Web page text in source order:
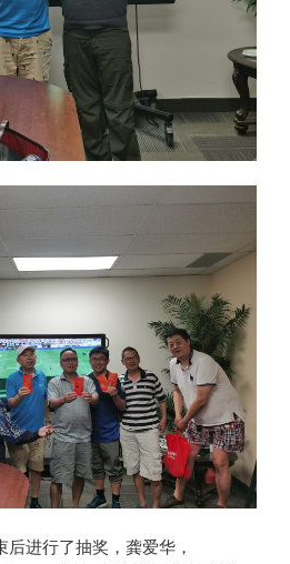
进行了抽奖，龚爱华，